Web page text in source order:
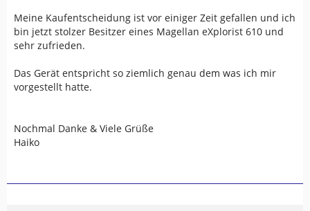
Meine Kaufentscheidung ist vor einiger Zeit gefallen und ich
bin jetzt stolzer Besitzer eines Magellan eXplorist 610 und
sehr zufrieden.
Das Gerät entspricht so ziemlich genau dem was ich mir
vorgestellt hatte.
Nochmal Danke & Viele Grüße
Haiko